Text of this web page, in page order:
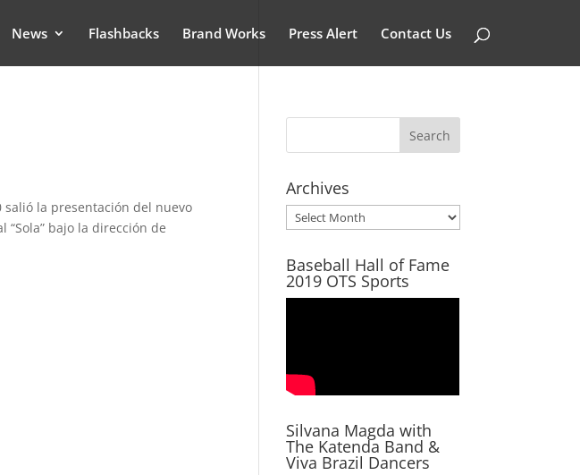
News Flashbacks Brand Works Press Alert Contact Us
salió la presentación del nuevo
bajo la dirección de
Archives
Archives
Baseball Hall of Fame
2019 OTS Sports
Silvana Magda with
The Katenda Band &
Viva Brazil Dancers